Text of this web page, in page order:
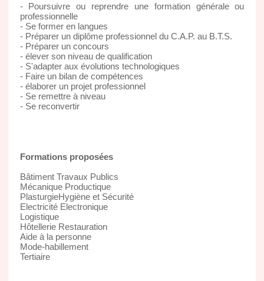
- Poursuivre ou reprendre une formation générale ou
professionnelle
- Se former en langues
- Préparer un diplôme professionnel du C.A.P. au B.T.S.
- Préparer un concours
- élever son niveau de qualification
- S'adapter aux évolutions technologiques
- Faire un bilan de compétences
- élaborer un projet professionnel
- Se remettre à niveau
- Se reconvertir
Formations proposées
Bâtiment Travaux Publics
Mécanique Productique
PlasturgieHygiène et Sécurité
Electricité Electronique
Logistique
Hôtellerie Restauration
Aide à la personne
Mode-habillement
Tertiaire